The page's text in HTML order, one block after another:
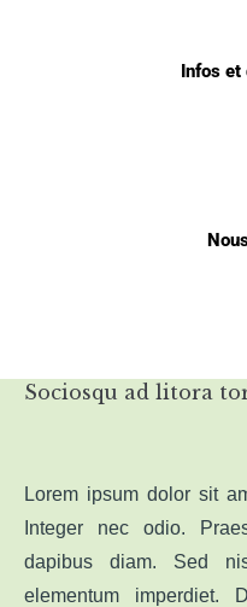
Infos et
Sociosqu ad litora
Lorem ipsum dolor sit
Integer nec odio.
dapibus diam. Sed
elementum imperdiet.